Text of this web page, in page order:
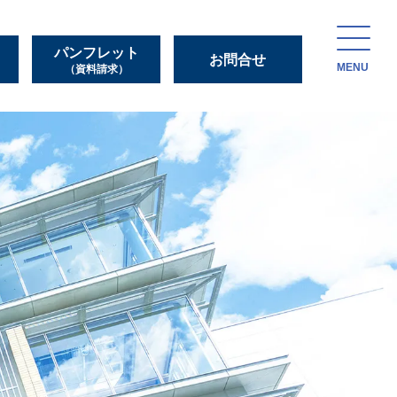
パンフレット
（資料請求）
お問合せ
MENU